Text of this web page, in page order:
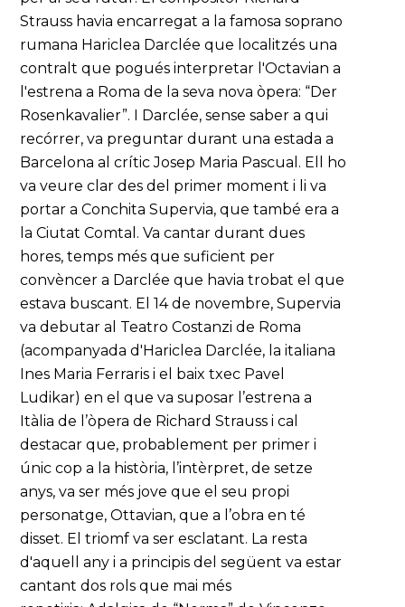
Strauss havia encarregat a la famosa soprano
rumana Hariclea Darclée que localitzés una
contralt que pogués interpretar l'Octavian a
l'estrena a Roma de la seva nova òpera: “Der
Rosenkavalier”. I Darclée, sense saber a qui
recórrer, va preguntar durant una estada a
Barcelona al crític Josep Maria Pascual. Ell ho
va veure clar des del primer moment i li va
portar a Conchita Supervia, que també era a
la Ciutat Comtal. Va cantar durant dues
hores, temps més que suficient per
convèncer a Darclée que havia trobat el que
estava buscant. El 14 de novembre, Supervia
va debutar al Teatro Costanzi de Roma
(acompanyada d'Hariclea Darclée, la italiana
Ines Maria Ferraris i el baix txec Pavel
Ludikar) en el que va suposar l’estrena a
Itàlia de l’òpera de Richard Strauss i cal
destacar que, probablement per primer i
únic cop a la història, l’intèrpret, de setze
anys, va ser més jove que el seu propi
personatge, Ottavian, que a l’obra en té
disset. El triomf va ser esclatant. La resta
d'aquell any i a principis del següent va estar
cantant dos rols que mai més